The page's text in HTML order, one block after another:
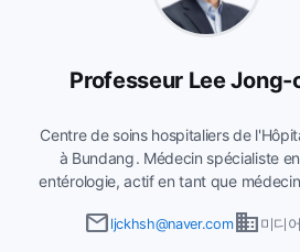
Professeur Lee Jong-
Centre de soins hospitaliers de
à Bundang Médecin spécialiste
entérologie, actif en tant que
coréenne de médecine interne, de
email ljckhsh@naver.combusiness 미디